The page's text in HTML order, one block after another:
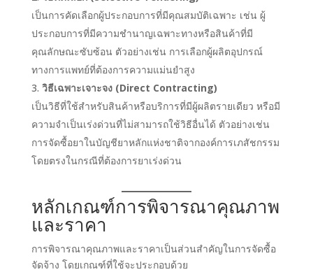
เป็นการคัดเลือกผู้ประกอบการที่มีคุณสมบัติเฉพาะ เช่น ผู้
ประกอบการที่มีความชำนาญเฉพาะทางหรือสินค้าที่มี
คุณลักษณะซับซ้อน ตัวอย่างเช่น การเลือกผู้ผลิตอุปกรณ์
ทางการแพทย์ที่ต้องการความแม่นยำสูง
วิธีเฉพาะเจาะจง (Direct Contracting)
เป็นวิธีที่ใช้สำหรับสินค้าหรือบริการที่มีผู้ผลิตรายเดียว หรือมี
ความจำเป็นเร่งด่วนที่ไม่สามารถใช้วิธีอื่นได้ ตัวอย่างเช่น
การจัดซื้อยาในบัญชียาหลักแห่งชาติจากองค์การเภสัชกรรม
โดยตรงในกรณีที่ต้องการยาเร่งด่วน
หลักเกณฑ์การพิจารณาคุณภาพ
และราคา
การพิจารณาคุณภาพและราคาเป็นส่วนสำคัญในการจัดซื้อ
จัดจ้าง โดยเกณฑ์ที่ใช้จะประกอบด้วย